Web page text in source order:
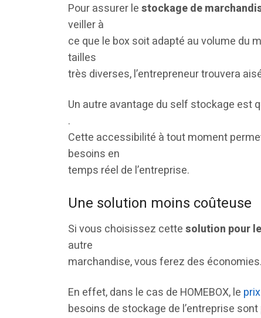
Pour assurer lestockage de
veiller à
ce que le box soit adapté au volume du
tailles
très diverses, l’entrepreneur trouvera
Un autre avantage du self stockage est
.
Cette accessibilité à tout moment
besoins en
temps réel de l’entreprise.
Une solution moins coûteuse
Si vous choisissez cettesolution pour
autre
marchandise, vous ferez des économies.
En effet, dans le cas de HOMEBOX, le
besoins de stockage de l’entreprise